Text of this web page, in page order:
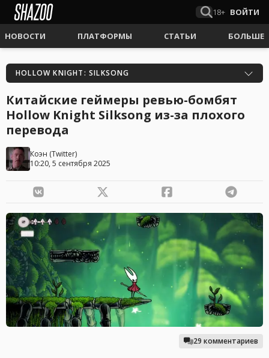
18+ ВОЙТИ
НОВОСТИ ПЛАТФОРМЫ СТАТЬИ БОЛЬШЕ
HOLLOW KNIGHT: SILKSONG
Китайские геймеры ревью-бомбят
Hollow Knight Silksong из-за плохого
перевода
Коэн (Twitter)
10:20, 5 сентября 2025
29 комментариев